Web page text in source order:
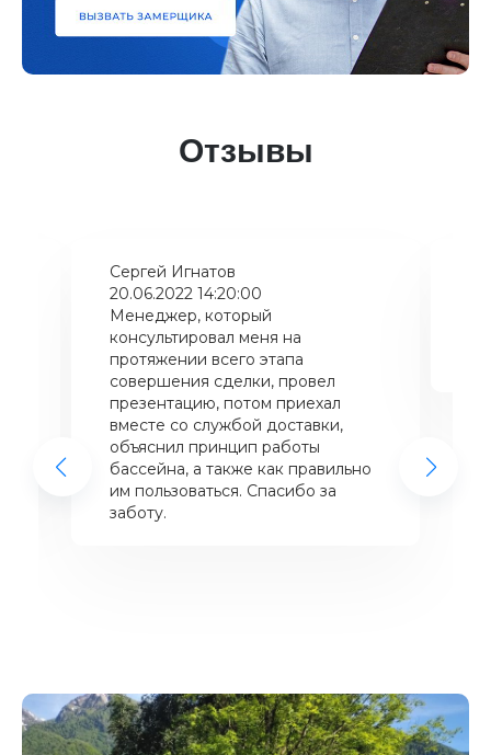
Отзывы
Сергей Игнатов
20.06.2022 14:20:00
Менеджер, который
консультировал меня на
протяжении всего этапа
совершения сделки, провел
презентацию, потом приехал
вместе со службой доставки,
объяснил принцип работы
бассейна, а также как правильно
им пользоваться. Спасибо за
заботу.